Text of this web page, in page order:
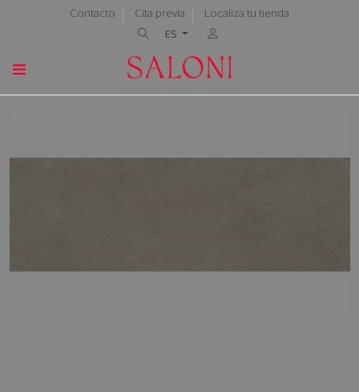
Contacto Cita previa
Localiza tu tienda
ES